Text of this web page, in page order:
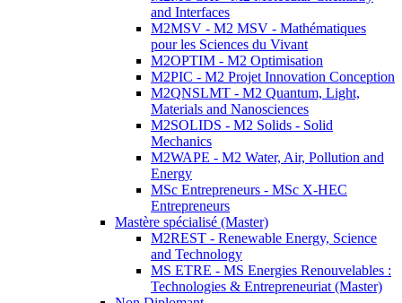
and Interfaces
M2MSV - M2 MSV - Mathématiques
pour les Sciences du Vivant
M2OPTIM - M2 Optimisation
M2PIC - M2 Projet Innovation Conception
M2QNSLMT - M2 Quantum, Light,
Materials and Nanosciences
M2SOLIDS - M2 Solids - Solid
Mechanics
M2WAPE - M2 Water, Air, Pollution and
Energy
MSc Entrepreneurs - MSc X-HEC
Entrepreneurs
Mastère spécialisé (Master)
M2REST - Renewable Energy, Science
and Technology
MS ETRE - MS Energies Renouvelables :
Technologies & Entrepreneuriat (Master)